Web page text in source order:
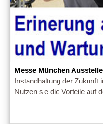
Messe München
Instandhaltung der Zukunft
Nutzen sie die Vorteile auf